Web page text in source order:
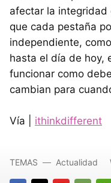
afectar la integridad
que cada pestaña
independiente,
hasta el día de hoy,
funcionar como
cambian para
Vía | ithinkdifferent
TEMAS Actualidad